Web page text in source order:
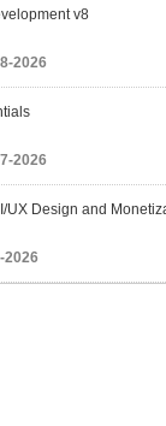
v8
2026
2026
UX Design and